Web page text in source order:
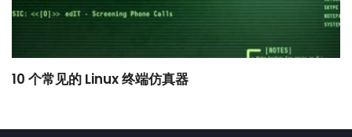
10 个常见的 Linux 终端仿真器